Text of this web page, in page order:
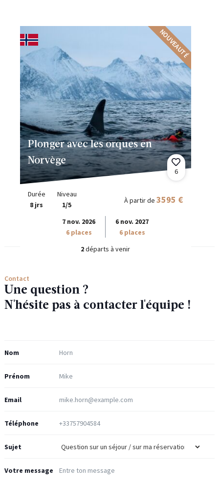
NOUVEAUTÉ
Plonger avec les orques en
Norvège
6
Durée
8 jrs
Niveau
1/5
À partir de 3595 €
7 nov. 2026
6 places
6 nov. 2027
6 places
2départs à venir
Contact
Une question ?
N'hésite pas à contacter l'équipe !
Nom
Prénom
Email
Téléphone
Sujet
Votre message